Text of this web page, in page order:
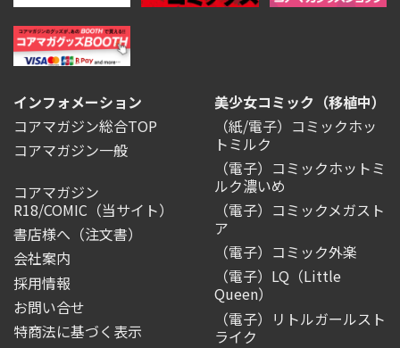
インフォメーション
コアマガジン総合TOP
コアマガジン一般
コアマガジン
R18/COMIC （当サイト）
書店様へ（注文書）
会社案内
採用情報
お問い合せ
特商法に基づく表示
美少女コミック（移植中）
（紙/電子）コミックホッ
トミルク
（電子）コミックホットミ
ルク濃いめ
（電子）コミックメガスト
ア
（電子）コミック外楽
（電子）LQ（Little
Queen）
（電子）リトルガールスト
ライク